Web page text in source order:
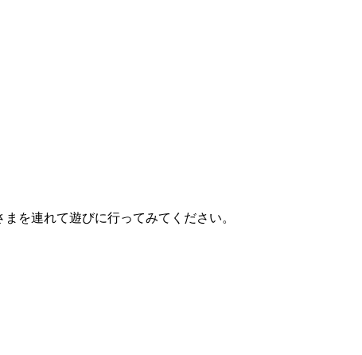
を連れて遊びに行ってみてください。